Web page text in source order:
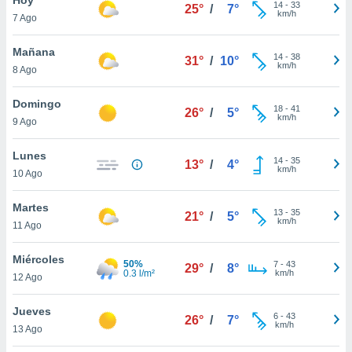
en
más
nuestra
de
cookies
aceptar
7 Ago
25° / 7° 14- 33
km/h
Mañana
8 Ago
31° / 10° 14- 38
km/h
Domingo
9 Ago
26° / 5° 18- 41
km/h
Lunes
10 Ago
13° / 4° 14- 35
km/h
Martes
11 Ago
21° / 5° 13- 35
km/h
Miércoles
12 Ago
50%
0.3 l/m²
29° / 8° 7- 43
km/h
Jueves
13 Ago
26° / 7° 6- 43
km/h